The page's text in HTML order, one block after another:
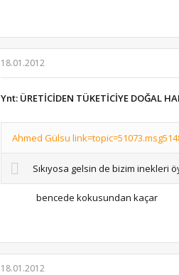
18.01.2012
Ynt: ÜRETİCİDEN TÜKETİCİYE DOĞAL
Ahmed Gülsu
Sıkıyosa gelsin de bizim inekleri
bencede kokusundan kaçar
18.01.2012